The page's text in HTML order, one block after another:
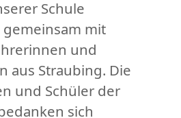
Schule
mit
und
aus Straubing. Die
und Schüler der
sich